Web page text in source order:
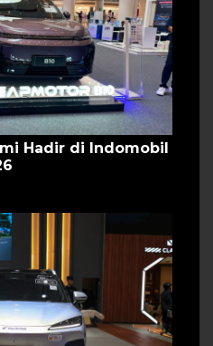
Hadir di Indomobil